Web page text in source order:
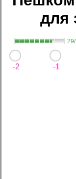
для
-2 -1